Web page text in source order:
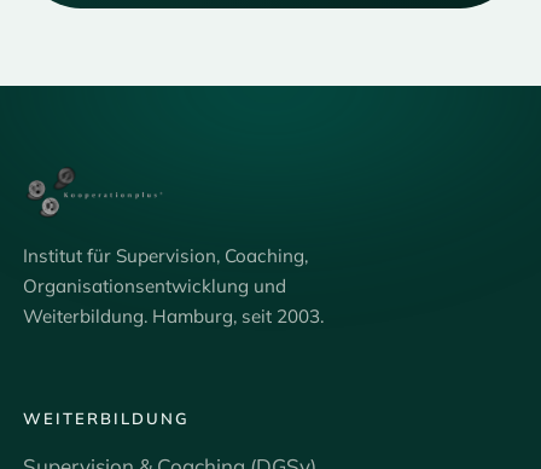
Institut für Supervision, Coaching,
Organisationsentwicklung und
Weiterbildung. Hamburg, seit 2003.
WEITERBILDUNG